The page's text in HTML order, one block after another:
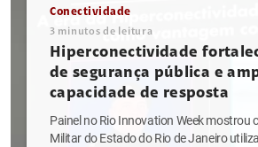
Conectividade
3 minutos de leitura
Hiperconectividade
de segurança pública e
capacidade de resposta
Painel no Rio Innovation Week mostrou
Militar do Estado do Rio de Janeiro